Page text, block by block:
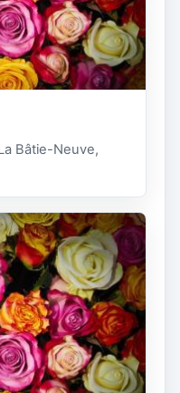
Bâtie-Neuve,